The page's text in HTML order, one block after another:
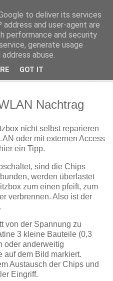
Blog
um IT und Elektronik
Nachtrag
nicht selbst reparieren
oder mit externen Access
ein Tipp.
sind die Chips
werden überlastet
zum einen pfeift, zum
verbrennen. Also ist der
von der Spannung zu
3 kleine Bauteile (0,3
oder anderweitig
auf dem Bild markiert.
Austausch der Chips und
Eingriff.
to deliver its services
and user-agent are
performance and security
generate usage
abuse.
GOT IT